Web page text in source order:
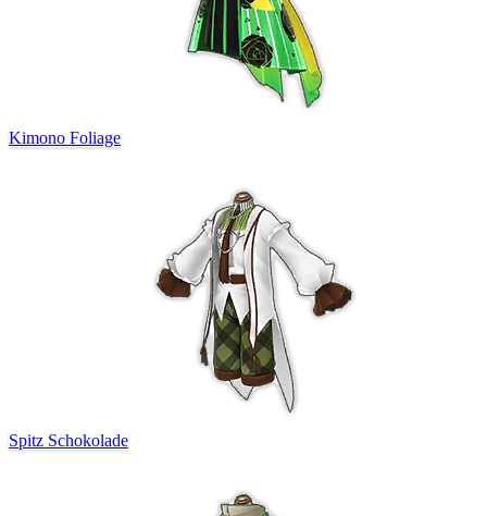
Kimono Foliage
Spitz Schokolade